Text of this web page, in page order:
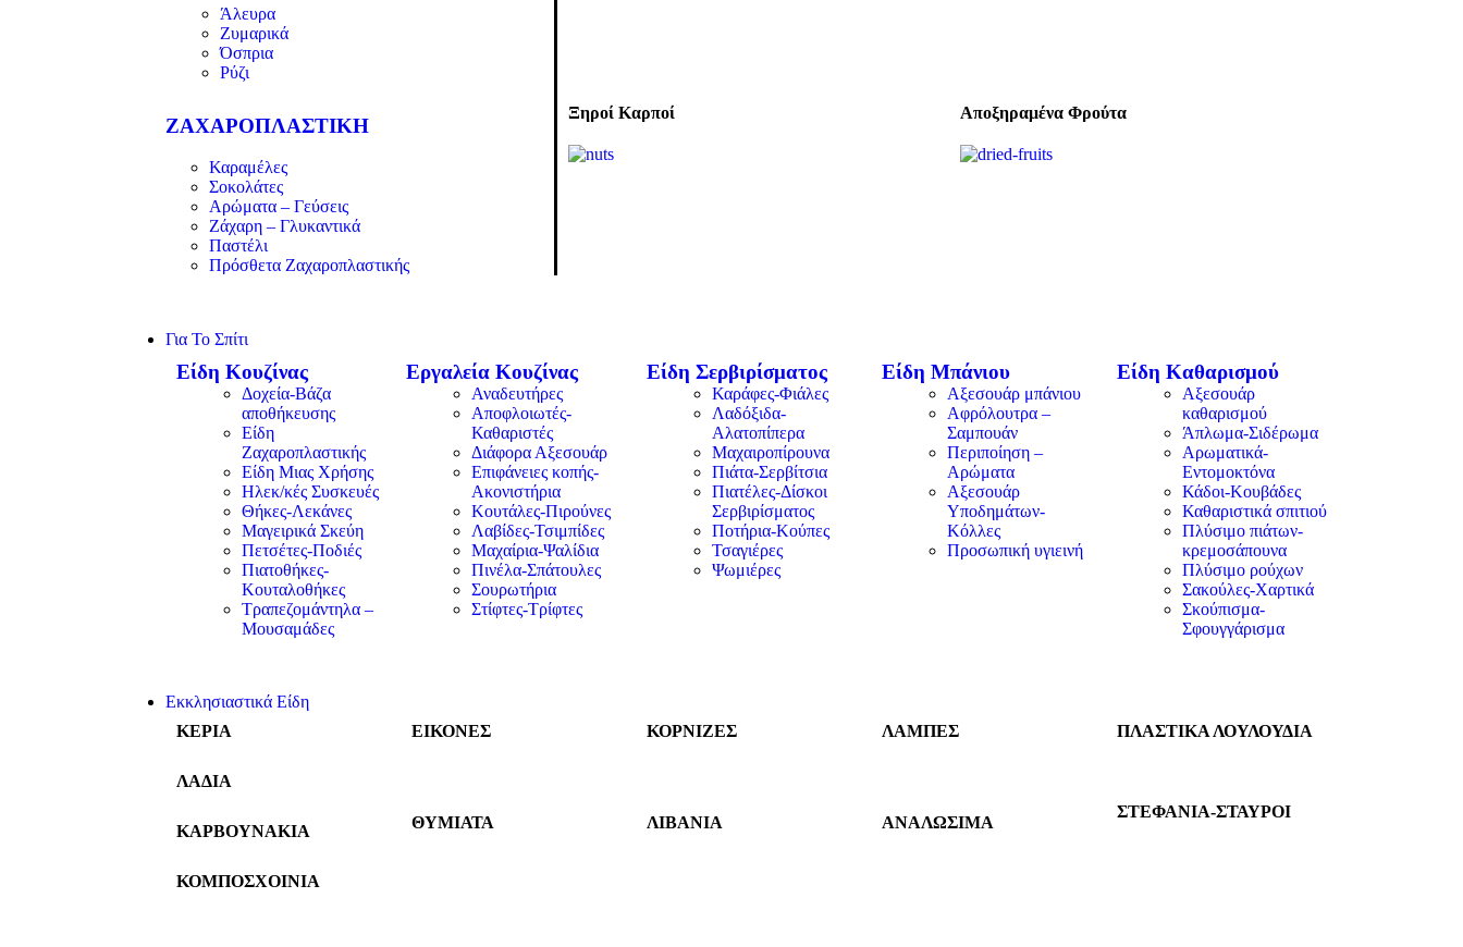
Άλευρα
Ζυμαρικά
Όσπρια
Ρύζι
ΖΑΧΑΡΟΠΛΑΣΤΙΚΗ
Καραμέλες
Σοκολάτες
Αρώματα – Γεύσεις
Ζάχαρη – Γλυκαντικά
Παστέλι
Πρόσθετα Ζαχαροπλαστικής
Ξηροί Καρποί Αποξηραμένα Φρούτα
Για Το Σπίτι
Είδη Κουζίνας
Δοχεία-Βάζα
αποθήκευσης
Είδη
Ζαχαροπλαστικής
Είδη Μιας Χρήσης
Ηλεκ/κές Συσκευές
Θήκες-Λεκάνες
Μαγειρικά Σκεύη
Πετσέτες-Ποδιές
Πιατοθήκες-
Κουταλοθήκες
Τραπεζομάντηλα –
Μουσαμάδες
Εργαλεία Κουζίνας
Αναδευτήρες
Αποφλοιωτές-
Καθαριστές
Διάφορα Αξεσουάρ
Επιφάνειες κοπής-
Ακονιστήρια
Κουτάλες-Πιρούνες
Λαβίδες-Τσιμπίδες
Μαχαίρια-Ψαλίδια
Πινέλα-Σπάτουλες
Σουρωτήρια
Στίφτες-Τρίφτες
Είδη Σερβιρίσματος
Καράφες-Φιάλες
Λαδόξιδα-
Αλατοπίπερα
Μαχαιροπίρουνα
Πιάτα-Σερβίτσια
Πιατέλες-Δίσκοι
Σερβιρίσματος
Ποτήρια-Κούπες
Τσαγιέρες
Ψωμιέρες
Είδη Μπάνιου
Αξεσουάρ μπάνιου
Αφρόλουτρα –
Σαμπουάν
Περιποίηση –
Αρώματα
Αξεσουάρ
Υποδημάτων-
Κόλλες
Προσωπική υγιεινή
Είδη Καθαρισμού
Αξεσουάρ
καθαρισμού
Άπλωμα-Σιδέρωμα
Αρωματικά-
Εντομοκτόνα
Κάδοι-Κουβάδες
Καθαριστικά σπιτιού
Πλύσιμο πιάτων-
κρεμοσάπουνα
Πλύσιμο ρούχων
Σακούλες-Χαρτικά
Σκούπισμα-
Σφουγγάρισμα
Εκκλησιαστικά Είδη
ΚΕΡΙΑ
ΛΑΔΙΑ
ΚΑΡΒΟΥΝΑΚΙΑ
ΚΟΜΠΟΣΧΟΙΝΙΑ
ΕΙΚΟΝΕΣ
ΘΥΜΙΑΤΑ
ΚΟΡΝΙΖΕΣ
ΛΙΒΑΝΙΑ
ΛΑΜΠΕΣ
ΑΝΑΛΩΣΙΜΑ
ΠΛΑΣΤΙΚΑ ΛΟΥΛΟΥΔΙΑ
ΣΤΕΦΑΝΙΑ-ΣΤΑΥΡΟΙ